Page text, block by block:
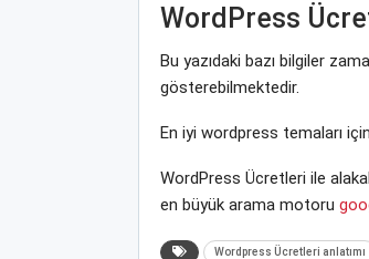
WordPress
Bu yazıdaki bazı bilgiler
gösterebilmektedir.
En iyi wordpress temaları
WordPress Ücretleri ile
en büyük arama motoru
Wordpress Ücretleri anlatımı